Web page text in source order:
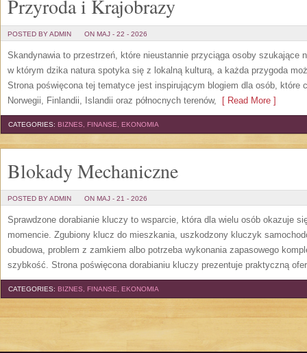
Przyroda i Krajobrazy
POSTED BY ADMIN ON MAJ - 22 - 2026
Skandynawia to przestrzeń, które nieustannie przyciąga osoby szukające
w którym dzika natura spotyka się z lokalną kulturą, a każda przygoda
Strona poświęcona tej tematyce jest inspirującym blogiem dla osób, które
Norwegii, Finlandii, Islandii oraz północnych terenów, [ Read More ]
CATEGORIES: BIZNES, FINANSE, EKONOMIA
Blokady Mechaniczne
POSTED BY ADMIN ON MAJ - 21 - 2026
Sprawdzone dorabianie kluczy to wsparcie, która dla wielu osób okazuje
momencie. Zgubiony klucz do mieszkania, uszkodzony kluczyk
obudowa, problem z zamkiem albo potrzeba wykonania zapasowego
szybkość. Strona poświęcona dorabianiu kluczy prezentuje praktyczną
CATEGORIES: BIZNES, FINANSE, EKONOMIA